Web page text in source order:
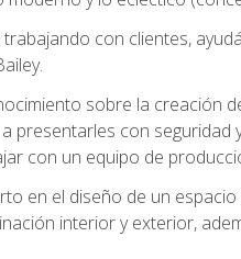
con clientes,
sobre la creación
presentarles con
con un equipo de
en el diseño de un
interior y exterior,